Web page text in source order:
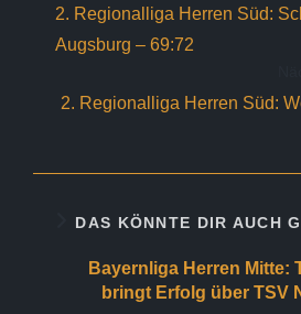
ansehen
2. Regionalliga Herren Süd:
Augsburg – 69:72
2. Regionalliga Herren Süd:
DAS KÖNNTE DIR AUCH
Bayernliga Herren Mitte:
bringt Erfolg über TSV